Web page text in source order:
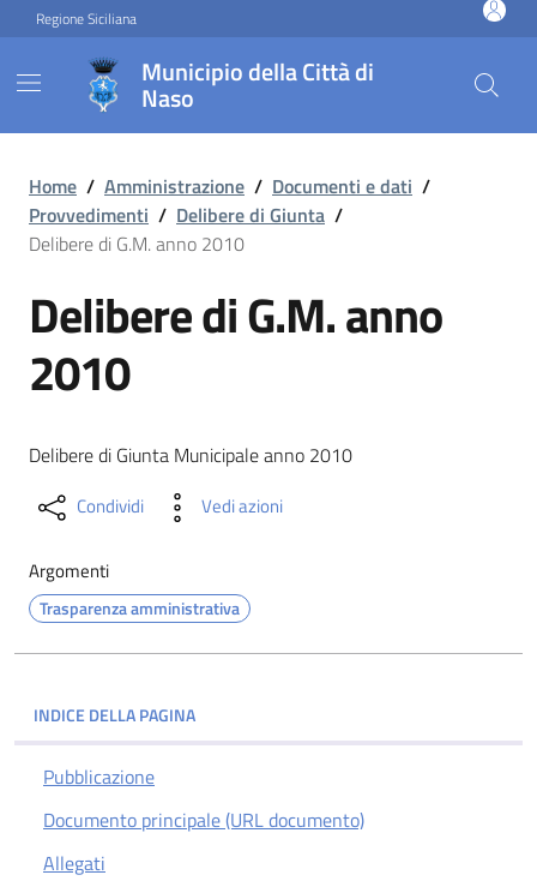
Vai ai contenuti
Vai al footer
Regione Siciliana
Municipio della Città di
Naso
Delibere di G.M. anno 2010
Home / Amministrazione / Documenti e dati /
Provvedimenti / Delibere di Giunta /
Delibere di G.M. anno 2010
Delibere di G.M. anno
2010
Delibere di Giunta Municipale anno 2010
Condividi Vedi azioni
Argomenti
Trasparenza amministrativa
INDICE DELLA PAGINA
Pubblicazione
Documento principale (URL documento)
Allegati